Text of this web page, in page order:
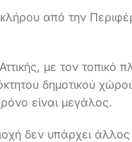
από την
με τον τοπικό
δημοτικού
είναι μεγάλος.
δεν υπάρχει